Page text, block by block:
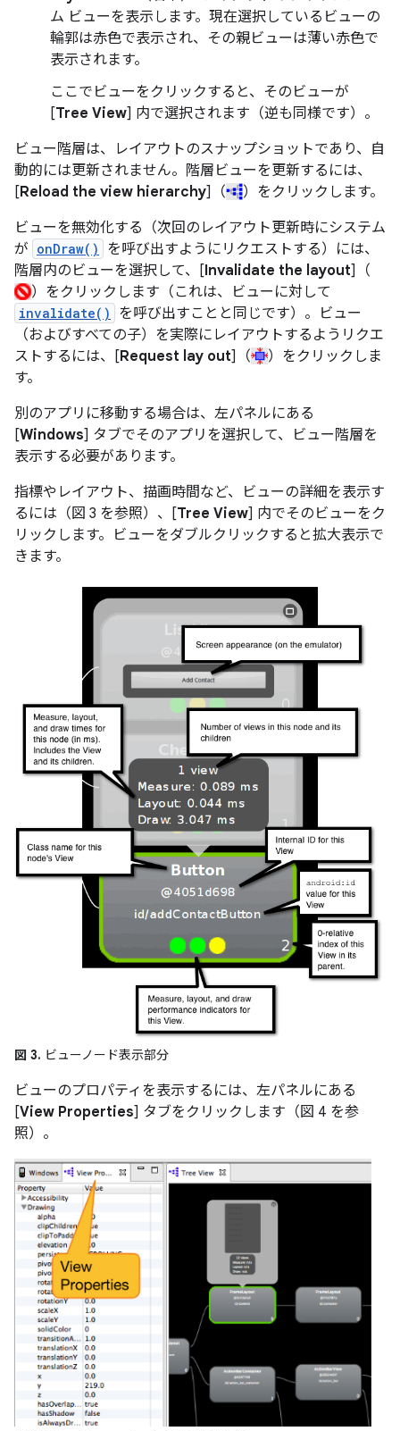
ム ビューを表示します。現在選択しているビューの
輪郭は赤色で表示され、その親ビューは薄い赤色で
表示されます。
ここでビューをクリックすると、そのビューが
[Tree View] 内で選択されます（逆も同様です）。
ビュー階層は、レイアウトのスナップショットであり、自
動的には更新されません。階層ビューを更新するには、
[Reload the view hierarchy]（
）をクリックします。
ビューを無効化する（次回のレイアウト更新時にシステム
が onDraw()
を呼び出すようにリクエストする）には、
階層内のビューを選択して、[Invalidate the layout]（
）をクリックします（これは、ビューに対して
invalidate()
を呼び出すことと同じです）。ビュー
（およびすべての子）を実際にレイアウトするようリクエ
ストするには、[Request lay out]（
）をクリックしま
す。
別のアプリに移動する場合は、左パネルにある
[Windows] タブでそのアプリを選択して、ビュー階層を
表示する必要があります。
指標やレイアウト、描画時間など、ビューの詳細を表示す
るには（図 3 を参照）、[Tree View] 内でそのビューをク
リックします。ビューをダブルクリックすると拡大表示で
きます。
図 3. ビューノード表示部分
ビューのプロパティを表示するには、左パネルにある
[View Properties] タブをクリックします（図 4 を参
照）。